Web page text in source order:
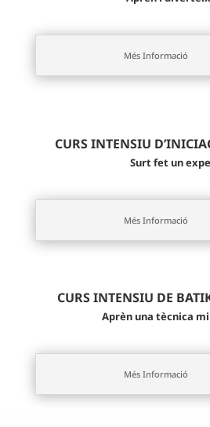
Més Informació
CURS INTENSIU
Surt fet un
Més Informació
CURS INTENSIU DE
Aprèn una tècnica
Més Informació